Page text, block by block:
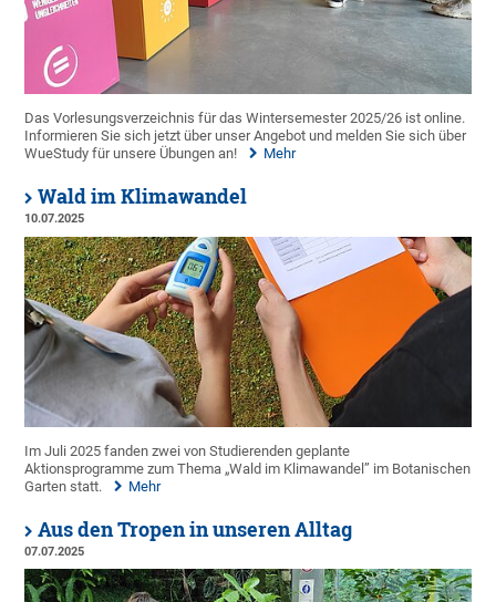
Das Vorlesungsverzeichnis für das Wintersemester 2025/26 ist online.
Informieren Sie sich jetzt über unser Angebot und melden Sie sich über
WueStudy für unsere Übungen an!
Mehr
Wald im Klimawandel
10.07.2025
Im Juli 2025 fanden zwei von Studierenden geplante
Aktionsprogramme zum Thema „Wald im Klimawandel” im Botanischen
Garten statt.
Mehr
Aus den Tropen in unseren Alltag
07.07.2025